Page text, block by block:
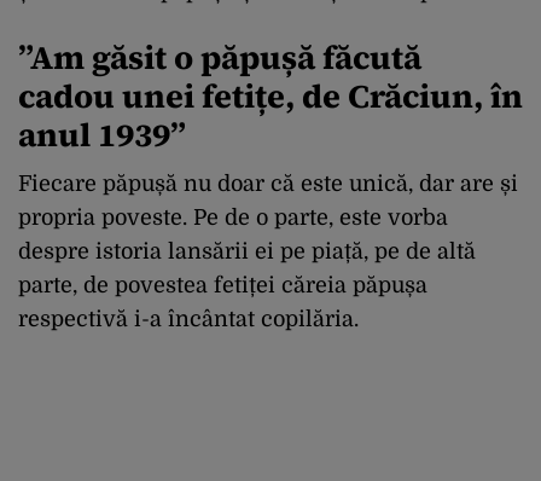
”Am găsit o păpușă făcută
cadou unei fetițe, de Crăciun, în
anul 1939”
Fiecare păpușă nu doar că este unică, dar are și
propria poveste. Pe de o parte, este vorba
despre istoria lansării ei pe piață, pe de altă
parte, de povestea fetiței căreia păpușa
respectivă i-a încântat copilăria.